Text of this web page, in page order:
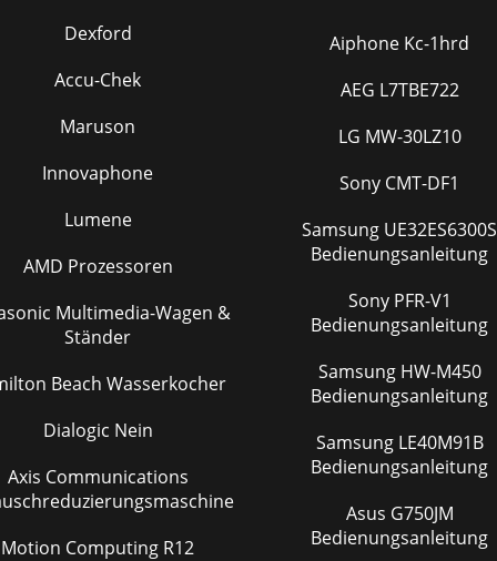
Dexford
Accu-Chek
Maruson
Innovaphone
Lumene
AMD Prozessoren
Multimedia-Wagen &
Ständer
Beach Wasserkocher
Dialogic Nein
Axis Communications
Motion Computing R12
Aiphone Kc-1hrd
AEG L7TBE722
LG MW-30LZ10
Sony CMT-DF1
Samsung UE32ES6300S
Bedienungsanleitung
Sony PFR-V1
Bedienungsanleitung
Samsung HW-M450
Bedienungsanleitung
Samsung LE40M91B
Bedienungsanleitung
Asus G750JM
Bedienungsanleitung